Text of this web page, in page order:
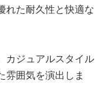
れた耐久性と快適な
カジュアルスタイル
雰囲気を演出しま